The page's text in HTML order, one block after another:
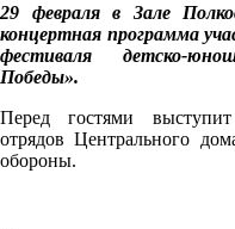
29 февраля в Зале
концертная программа
фестиваля детско-
Победы».
Перед гостями
отрядов Центрального
обороны.